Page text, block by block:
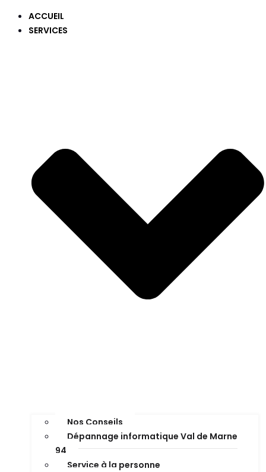
ACCUEIL
SERVICES
Nos Conseils
Dépannage informatique Val de Marne
94
Service à la personne